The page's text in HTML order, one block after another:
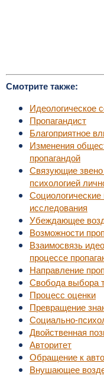
Смотрите также:
Идеологическое
Пропагандист
Благоприятное
Изменения
пропагандой
Связующие
психологией
исследования
Убеждающее
Возможности
Взаимосвязь
процессе
Направление
Свобода выбора
Процесс оценки
Превращение
Социально-
Двойственная
Авторитет
Обращение к
Внушающее